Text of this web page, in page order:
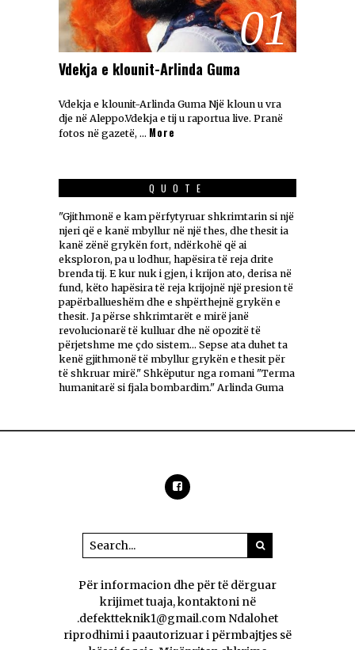
01
Vdekja e klounit-Arlinda Guma
Vdekja e klounit-Arlinda Guma Një kloun u vra
dje në Aleppo.Vdekja e tij u raportua live. Pranë
fotos në gazetë, … More
QUOTE
"Gjithmonë e kam përfytyruar shkrimtarin si një
njeri që e kanë mbyllur në një thes, dhe thesit ia
kanë zënë grykën fort, ndërkohë që ai
eksploron, pa u lodhur, hapësira të reja drite
brenda tij. E kur nuk i gjen, i krijon ato, derisa në
fund, këto hapësira të reja krijojnë një presion të
papërballueshëm dhe e shpërthejnë grykën e
thesit. Ja përse shkrimtarët e mirë janë
revolucionarë të kulluar dhe në opozitë të
përjetshme me çdo sistem... Sepse ata duhet ta
kenë gjithmonë të mbyllur grykën e thesit për
të shkruar mirë." Shkëputur nga romani "Terma
humanitarë si fjala bombardim." Arlinda Guma
Për informacion dhe për të dërguar
krijimet tuaja, kontaktoni në
.defektteknik1@gmail.com Ndalohet
riprodhimi i paautorizuar i përmbajtjes së